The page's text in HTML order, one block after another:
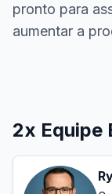
pronto para
aumentar a
2x Equipe